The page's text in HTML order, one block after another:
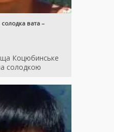
вата –
Коцюбинське
солодкою